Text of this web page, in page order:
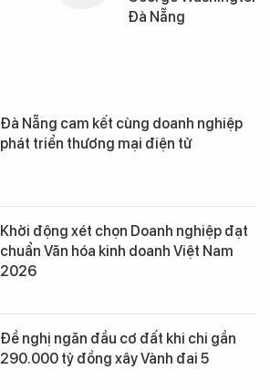
Đà Nẵng
Đà Nẵng cam kết cùng doanh nghiệp
phát triển thương mại điện tử
Khởi động xét chọn Doanh nghiệp đạt
chuẩn Văn hóa kinh doanh Việt Nam
2026
Đề nghị ngăn đầu cơ đất khi chi gần
290.000 tỷ đồng xây Vành đai 5